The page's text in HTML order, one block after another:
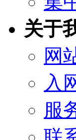
关于
网
入
服